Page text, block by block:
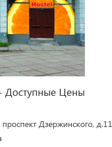
Доступные Цены
проспект Дзержинского, д.11